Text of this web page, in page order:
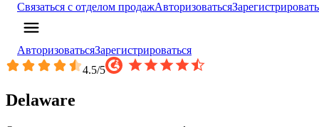
Связаться с отделом продажАвторизоваться
АвторизоватьсяЗарегистрироваться
4.5/5
Delaware